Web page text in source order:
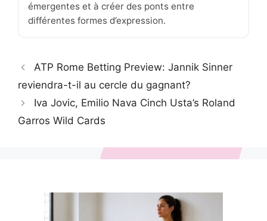
émergentes et à créer des ponts entre
différentes formes d’expression.
ATP Rome Betting Preview: Jannik Sinner
reviendra-t-il au cercle du gagnant?
Iva Jovic, Emilio Nava Cinch Usta’s Roland
Garros Wild Cards